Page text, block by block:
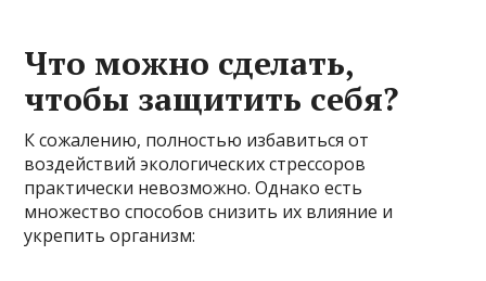
Что можно сделать,
чтобы защитить себя?
К сожалению, полностью избавиться от
воздействий экологических стрессоров
практически невозможно. Однако есть
множество способов снизить их влияние и
укрепить организм: